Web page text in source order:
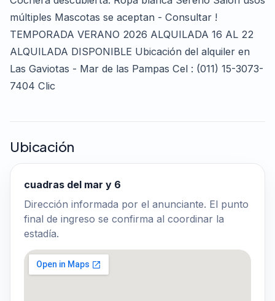
múltiples Mascotas se aceptan - Consultar !
TEMPORADA VERANO 2026 ALQUILADA 16 AL 22
ALQUILADA DISPONIBLE Ubicación del alquiler en
Las Gaviotas - Mar de las Pampas Cel : (011) 15-3073-
7404 Clic
Ubicación
cuadras del mar y 6
Dirección informada por el anunciante. El punto
final de ingreso se confirma al coordinar la
estadía.